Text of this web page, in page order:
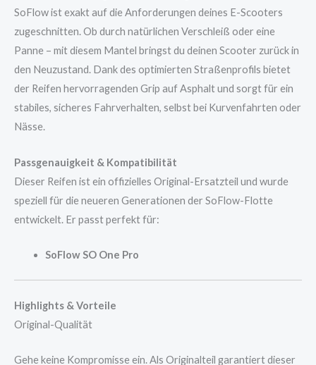
SoFlow ist exakt auf die Anforderungen deines E-Scooters
zugeschnitten. Ob durch natürlichen Verschleiß oder eine
Panne – mit diesem Mantel bringst du deinen Scooter zurück in
den Neuzustand. Dank des optimierten Straßenprofils bietet
der Reifen hervorragenden Grip auf Asphalt und sorgt für ein
stabiles, sicheres Fahrverhalten, selbst bei Kurvenfahrten oder
Nässe.
Passgenauigkeit & Kompatibilität
Dieser Reifen ist ein offizielles Original-Ersatzteil und wurde
speziell für die neueren Generationen der SoFlow-Flotte
entwickelt. Er passt perfekt für:
SoFlow SO One Pro
Highlights & Vorteile
Original-Qualität
Gehe keine Kompromisse ein. Als Originalteil garantiert dieser